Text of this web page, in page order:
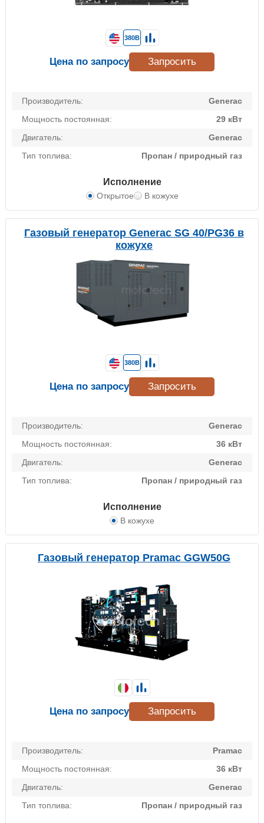
Производитель:
Generac
Мощность постоянная:
29 кВт
Двигатель:
Generac
Тип топлива:
Пропан / природный газ
Исполнение
Открытое В кожухе
380В
Цена по запросу Запросить
Газовый генератор Generac SG 40/PG36 в
кожухе
Производитель:
Generac
Мощность постоянная:
36 кВт
Двигатель:
Generac
Тип топлива:
Пропан / природный газ
Исполнение
В кожухе
380В
Цена по запросу Запросить
Газовый генератор Pramac GGW50G
Производитель:
Pramac
Мощность постоянная:
36 кВт
Двигатель:
Generac
Тип топлива:
Пропан / природный газ
Цена по запросу Запросить